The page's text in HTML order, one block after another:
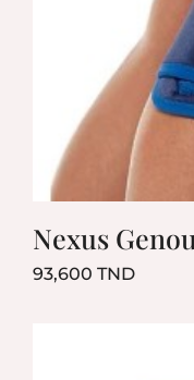
Nexus
93,600 TNDPrix